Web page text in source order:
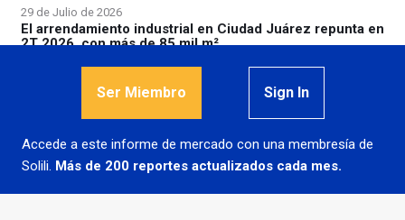
29 de Julio de 2026
El arrendamiento industrial en Ciudad Juárez repunta en
2T 2026, con más de 85 mil m²
Ser Miembro Sign In
Accede a este informe de mercado con una membresía de
Solili. Más de 200 reportes actualizados cada mes.